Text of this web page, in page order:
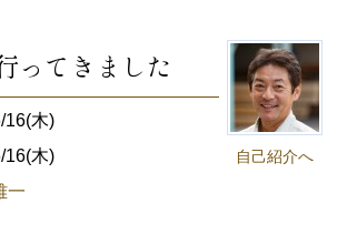
自己紹介へ
ってきました
16(木)
16(木)
一